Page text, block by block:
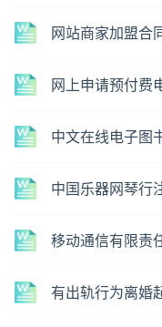
网站商家加盟合
网上申请预付费
中文在线电子图
中国乐器网琴行
移动通信有限责
有出轨行为离婚